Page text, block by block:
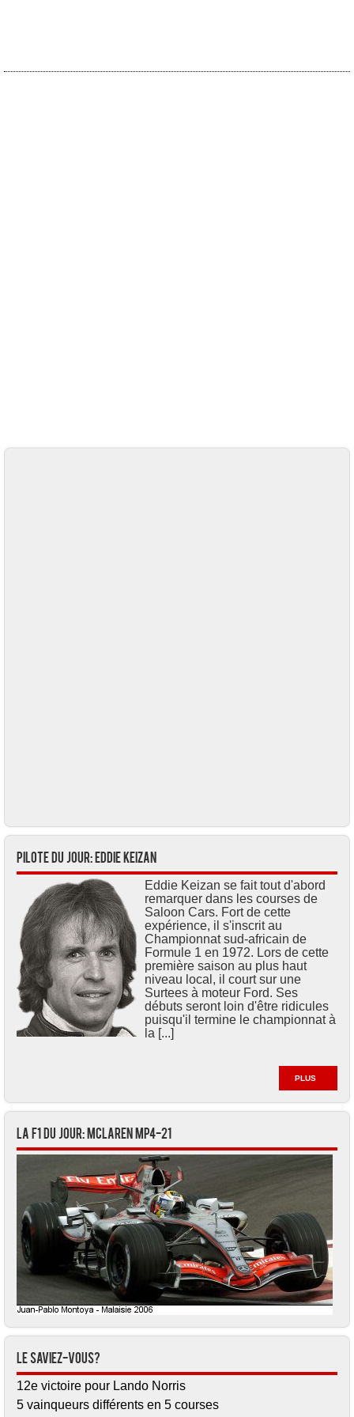
Pilote du jour: Eddie KEIZAN
Eddie Keizan se fait tout d'abord
remarquer dans les courses de
Saloon Cars. Fort de cette
expérience, il s'inscrit au
Championnat sud-africain de
Formule 1 en 1972. Lors de cette
première saison au plus haut
niveau local, il court sur une
Surtees à moteur Ford. Ses
débuts seront loin d'être ridicules
puisqu'il termine le championnat à
la [...]
PLUS
La F1 du jour: McLaren MP4-21
Le saviez-vous?
12e victoire pour Lando Norris
5 vainqueurs différents en 5 courses